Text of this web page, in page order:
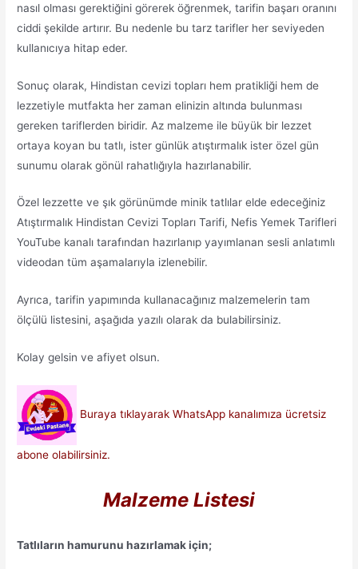
nasıl olması gerektiğini görerek öğrenmek, tarifin başarı oranını
ciddi şekilde artırır. Bu nedenle bu tarz tarifler her seviyeden
kullanıcıya hitap eder.
Sonuç olarak, Hindistan cevizi topları hem pratikliği hem de
lezzetiyle mutfakta her zaman elinizin altında bulunması
gereken tariflerden biridir. Az malzeme ile büyük bir lezzet
ortaya koyan bu tatlı, ister günlük atıştırmalık ister özel gün
sunumu olarak gönül rahatlığıyla hazırlanabilir.
Özel lezzette ve şık görünümde minik tatlılar elde edeceğiniz
Atıştırmalık Hindistan Cevizi Topları Tarifi, Nefis Yemek Tarifleri
YouTube kanalı tarafından hazırlanıp yayımlanan sesli anlatımlı
videodan tüm aşamalarıyla izlenebilir.
Ayrıca, tarifin yapımında kullanacağınız malzemelerin tam
ölçülü listesini, aşağıda yazılı olarak da bulabilirsiniz.
Kolay gelsin ve afiyet olsun.
Buraya tıklayarak WhatsApp kanalımıza ücretsiz
abone olabilirsiniz.
Malzeme Listesi
Tatlıların hamurunu hazırlamak için;